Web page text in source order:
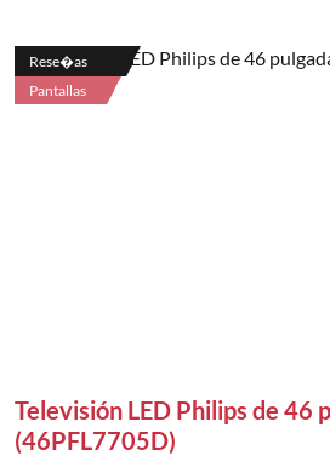
Rese�as
Pantallas
Televisión LED Philips de 46
(46PFL7705D)